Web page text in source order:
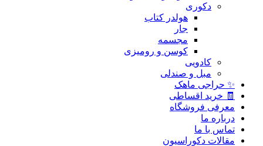
دکوری
هولدر کتاب
جار
مجسمه
کوسن و رومیزی
کادویی
مبل و صندلی
✨ حراجی ماهک
🧾 خرید اقساطی
معرفی فروشگاه
درباره ما
تماس با ما
مقالات دکوراسیون